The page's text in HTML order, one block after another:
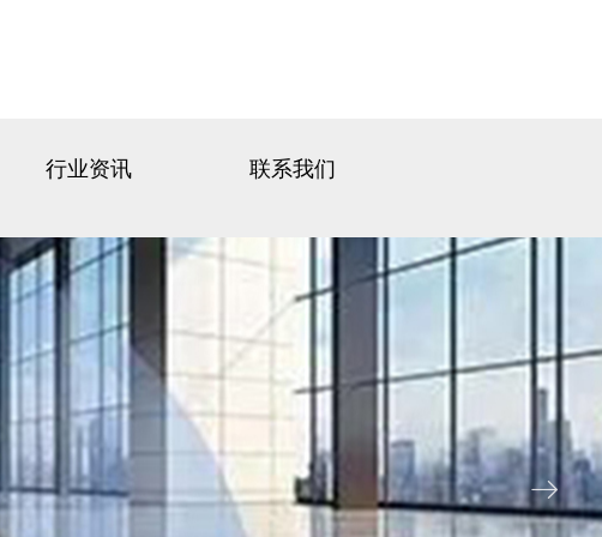
行业资讯 联系我们
ꁹ